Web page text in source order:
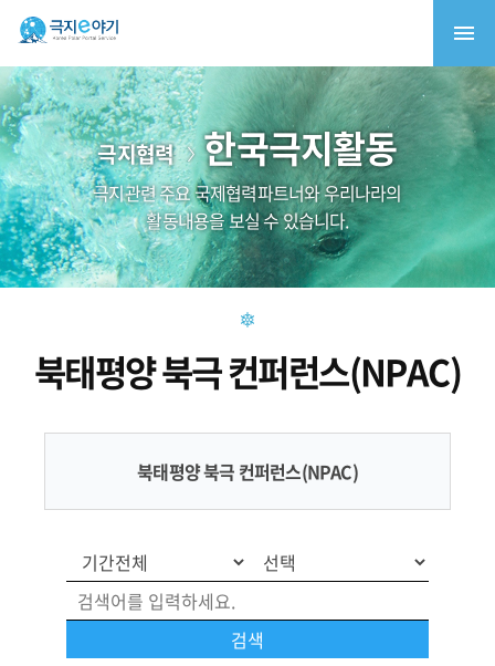
극지협력 한국극지활동
극지관련 주요 국제협력파트너와 우리나라의
활동내용을 보실 수 있습니다.
북태평양 북극 컨퍼런스(NPAC)
북태평양 북극 컨퍼런스(NPAC)